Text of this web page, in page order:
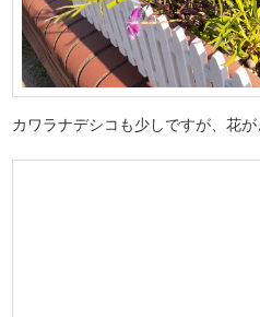
カワラナデシコも少しですが、花が